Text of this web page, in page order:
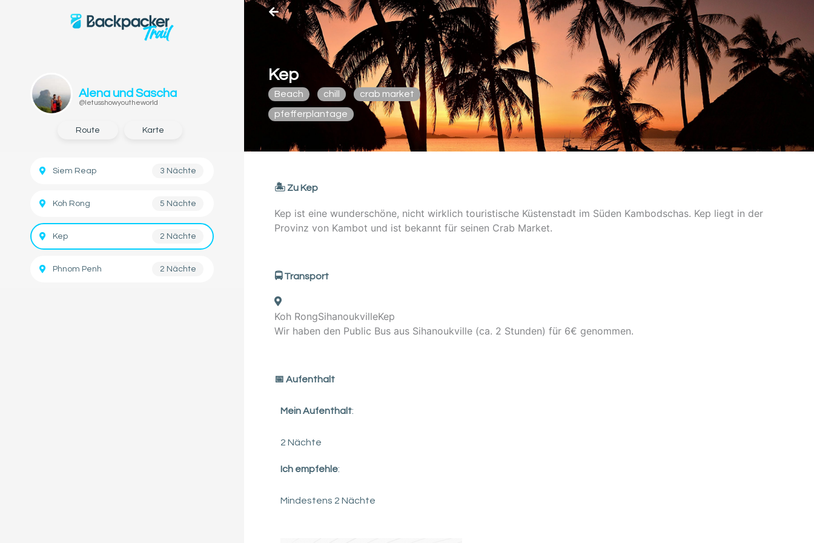
Alena und Sascha
@letusshowyoutheworld
Route Karte
Siem Reap 3 Nächte
Koh Rong 5 Nächte
Kep 2 Nächte
Phnom Penh 2 Nächte
Kep
Beach chill crab market
pfefferplantage
🏝️ Zu Kep
Kep ist eine wunderschöne, nicht wirklich touristische Küstenstadt im Süden Kambodschas. Kep liegt in der
Provinz von Kambot und ist bekannt für seinen Crab Market.
🚍 Transport
Koh RongSihanoukvilleKep
Wir haben den Public Bus aus Sihanoukville (ca. 2 Stunden) für 6€ genommen.
️📅 Aufenthalt
Mein Aufenthalt:
2 Nächte
Ich empfehle:
Mindestens 2 Nächte